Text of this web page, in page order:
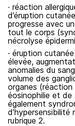
· réaction
d’éruption
progresse avec
tout le corps
nécrolyse
· éruption
élevée,
anomalies du
volume des
organes (réaction
éosinophilie et de
également
d’hypersensibilité
rubrique 2.